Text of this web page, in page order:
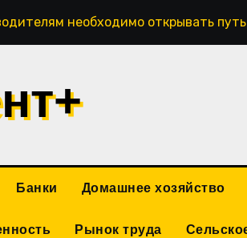
необходимо открывать
Банки Домашнее хозяйство
Рынок труда